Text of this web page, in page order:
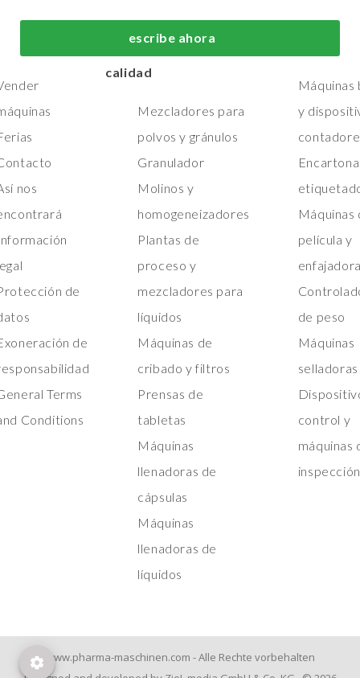
escribe ahora
nos
de
de
Terms
Conditions
fabricación y
procesos de primera
calidad
Mezcladores para
polvos y gránulos
Granulador
Molinos y
homogeneizadores
Plantas de
proceso y
mezcladores para
líquidos
Máquinas de
cribado y filtros
Prensas de
tabletas
Máquinas
llenadoras de
cápsulas
Máquinas
llenadoras de
líquidos
embalaje de
y
Máquinas
película y
de peso
Máquinas
selladoras
control y
máquinas
inspección
www.pharma-maschinen.com - Alle Rechte vorbehalten